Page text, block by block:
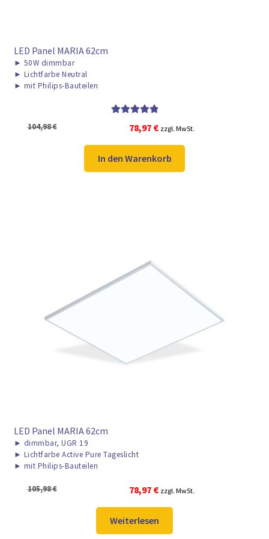
LED Panel MARIA 62cm
► 50W dimmbar
► Lichtfarbe Neutral
► mit Philips-Bauteilen
von 5
104,98€
Ursprünglicher
Preis
war:
104,98 €
78,97 €Aktueller
Preis
ist:
78,97 €.
zzgl. MwSt.
In den Warenkorb
LED Panel MARIA 62cm
► dimmbar, UGR 19
► Lichtfarbe Active Pure Tageslicht
► mit Philips-Bauteilen
105,98€
Ursprünglicher
Preis
war:
105,98 €
78,97 €Aktueller
Preis
ist:
78,97 €.
zzgl. MwSt.
Weiterlesen